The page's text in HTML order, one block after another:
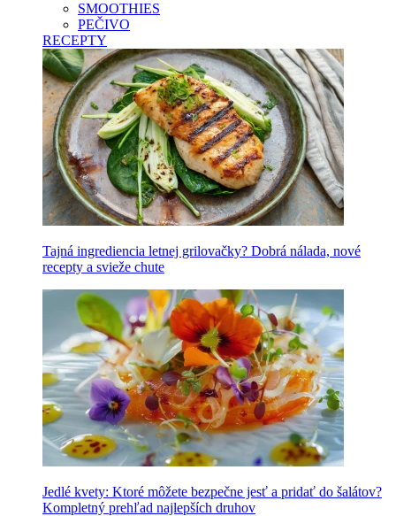
SMOOTHIES
PEČIVO
RECEPTY
Tajná ingrediencia letnej grilovačky? Dobrá nálada, nové
recepty a svieže chute
Jedlé kvety: Ktoré môžete bezpečne jesť a pridať do šalátov?
Kompletný prehľad najlepších druhov